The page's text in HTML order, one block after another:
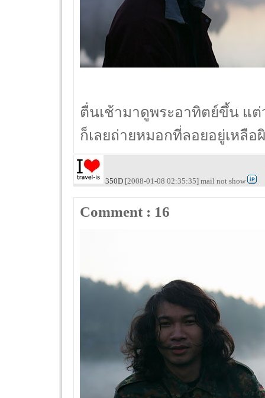
ตื่นเช้ามาดูพระอาทิตย์ขึ้น แต่
ก็เลยถ่ายหมอกที่ลอยอยู่เหลื
350D [2008-01-08 02:35:35] mail not show
Comment : 16